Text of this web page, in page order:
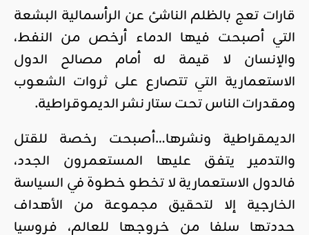
قارات تعج بالظلم الناشئ عن الرأسمالية البشعة
التي أصبحت فيها الدماء أرخص من النفط،
والإنسان لا قيمة له أمام مصالح الدول
الاستعمارية التي تتصارع على ثروات الشعوب
ومقدرات الناس تحت ستار نشر الديموقراطية.
الديمقراطية ونشرها…أصبحت رخصة للقتل
والتدمير يتفق عليها المستعمرون الجدد،
فالدول الاستعمارية لا تخطو خطوة في السياسة
الخارجية إلا لتحقيق مجموعة من الأهداف
حددتها سلفا من خروجها للعالم، فروسيا